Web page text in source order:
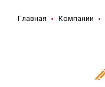
Главная Компании